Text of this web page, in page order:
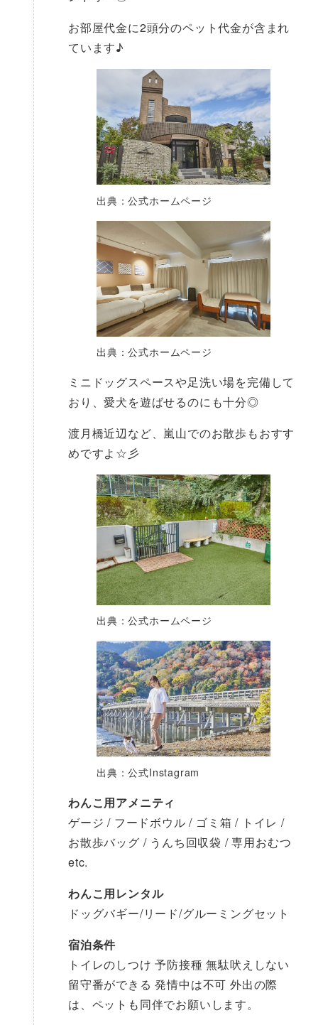
お部屋代金に2頭分のペット代金が含まれ
ています♪
出典：公式ホームページ
出典：公式ホームページ
ミニドッグスペースや足洗い場を完備して
おり、愛犬を遊ばせるのにも十分◎
渡月橋近辺など、嵐山でのお散歩もおすす
めですよ☆彡
出典：公式ホームページ
出典：公式Instagram
わんこ用アメニティ
ゲージ / フードボウル / ゴミ箱 / トイレ /
お散歩バッグ / うんち回収袋 / 専用おむつ
etc.
わんこ用レンタル
ドッグバギー/リード/グルーミングセット
宿泊条件
トイレのしつけ 予防接種 無駄吠えしない
留守番ができる 発情中は不可 外出の際
は、ペットも同伴でお願いします。